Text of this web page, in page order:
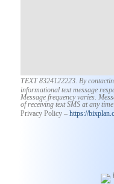
TEXT 8324122223. By
informational text message
Message frequency varies.
of receiving text SMS at any
Privacy Policy – https://